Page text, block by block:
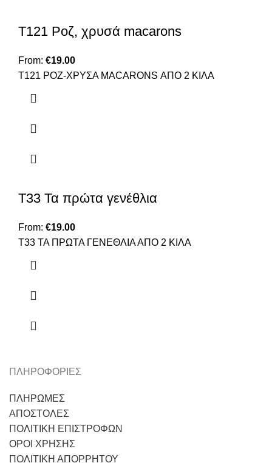
Τ121 Ροζ, χρυσά macarons
From: €19.00
T121 ΡΟΖ-ΧΡΥΣΑ MACARONS ΑΠΟ 2 ΚΙΛΑ
Τ33 Τα πρώτα γενέθλια
From: €19.00
Τ33 ΤΑ ΠΡΩΤΑ ΓΕΝΕΘΛΙΑ ΑΠΟ 2 ΚΙΛΑ
ΠΛΗΡΟΦΟΡΙΕΣ
ΠΛΗΡΩΜΕΣ
ΑΠΟΣΤΟΛΕΣ
ΠΟΛΙΤΙΚΗ ΕΠΙΣΤΡΟΦΩΝ
ΟΡΟΙ ΧΡΗΣΗΣ
ΠΟΛΙΤΙΚΗ ΑΠΟΡΡΗΤΟΥ